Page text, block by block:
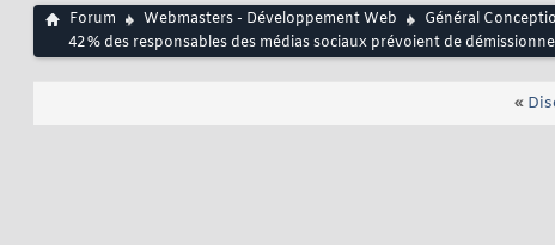
Forum
Webmasters - Développement Web
Général
42 % des responsables des médias sociaux prévoient de
«